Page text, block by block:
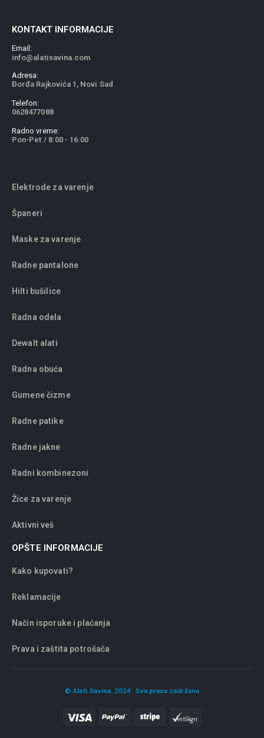
KONTAKT INFORMACIJE
Email:
info@alatisavina.com
Adresa:
Đorđa Rajkovića 1, Novi Sad
Telefon:
0628477088
Radno vreme:
Pon-Pet / 8:00 - 16:00
Elektrode za varenje
Španeri
Maske za varenje
Radne pantalone
Hilti bušilice
Radna odela
Dewalt alati
Radna obuća
Gumene čizme
Radne patike
Radne jakne
Radni kombinezoni
Žice za varenje
Aktivni veš
OPŠTE INFORMACIJE
Kako kupovati?
Reklamacije
Način isporuke i plaćanja
Prava i zaštita potrošača
© Alati Savina. 2024. Sva prava zadržana